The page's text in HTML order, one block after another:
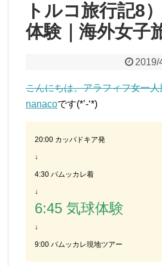
トルコ旅行記8
体験｜海外女子
2019/
こんにちは。アラフィフ女一人
nanacoです(*’-‘*)
20:00 カッパドキア発
↓
4:30 パムッカレ着
↓
6:45 気球体験
↓
9:00 パムッカレ現地ツアー